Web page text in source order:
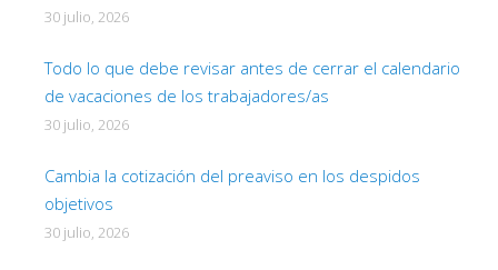
30 julio, 2026
Todo lo que debe revisar antes de cerrar el calendario
de vacaciones de los trabajadores/as
30 julio, 2026
Cambia la cotización del preaviso en los despidos
objetivos
30 julio, 2026